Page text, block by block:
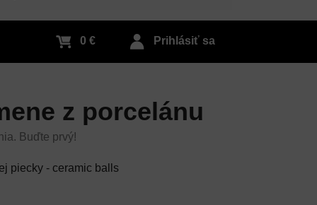
Prihlásiť sa
0 €
z porcelánu
piecky - ceramic balls
Buďte prvý!